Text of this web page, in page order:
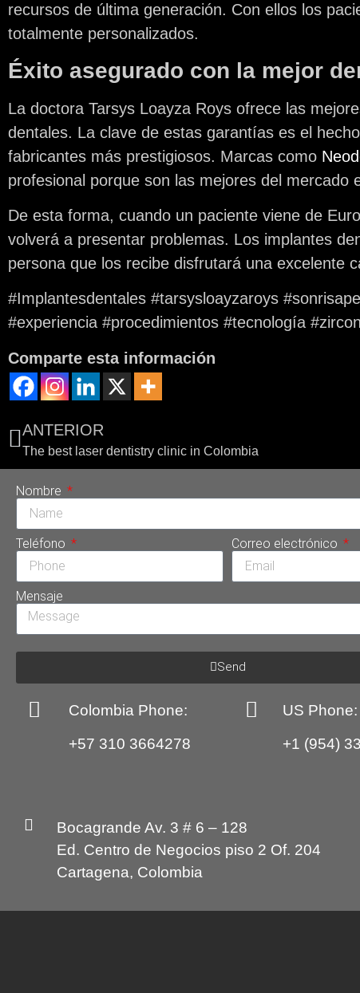
recursos de última generación. Con ellos los
totalmente personalizados.
Éxito asegurado con la mejor
La doctora Tarsys Loayza Roys ofrece las
dentales. La clave de estas garantías es el
fabricantes más prestigiosos. Marcas como
profesional porque son las mejores del mercado
De esta forma, cuando un paciente viene de
volverá a presentar problemas. Los implantes
persona que los recibe disfrutará una excelente
#Implantesdentales #tarsysloayzaroys
#experiencia #procedimientos #tecnología
Comparte esta información
ANTERIOR
The best laser dentistry clinic in Colombia
Nombre
Teléfono Correo electrónico
Mensaje
Send
Colombia Phone:
+57 310 3664278
US Phone:
+1 (954)
Bocagrande Av. 3 # 6 – 128
Ed. Centro de Negocios piso 2 Of. 204
Cartagena, Colombia